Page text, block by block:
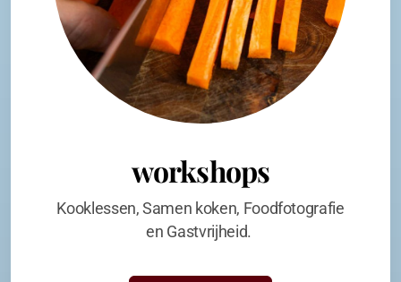
workshops
Kooklessen, Samen koken, Foodfotografie
en Gastvrijheid.